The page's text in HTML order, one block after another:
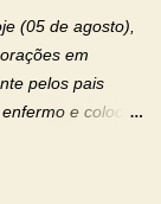
com as
DE JESUS E NO
(05 de agosto),
em
pelos pais
e colocou